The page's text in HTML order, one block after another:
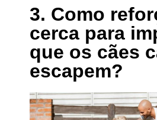
3. Como
cerca para
que os cães
escapem?